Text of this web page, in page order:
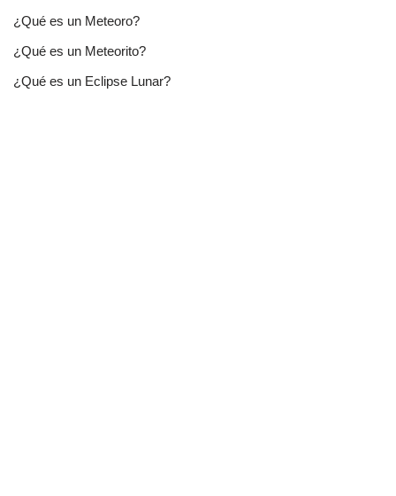
¿Qué es un Meteoro?
¿Qué es un Meteorito?
¿Qué es un Eclipse Lunar?